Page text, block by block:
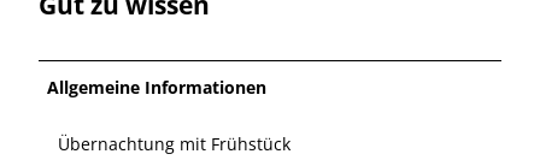
Allgemeine Informationen
Übernachtung mit Frühstück